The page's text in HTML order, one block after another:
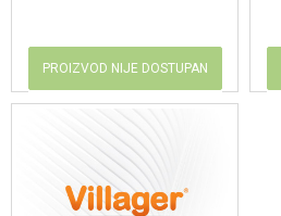
PROIZVOD NIJE DOSTUPAN